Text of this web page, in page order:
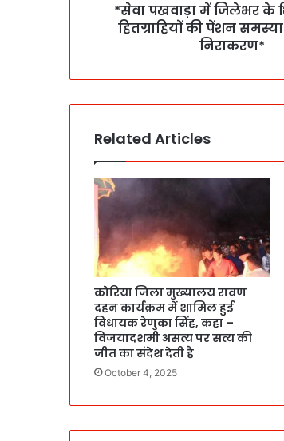
*सेवा पखवाड़ा में जिलेभर के
हितग्राहियों की पेंशन
निराकरण*
Related Articles
कोरिया जिला मुख्यालय रावण
दहन कार्यक्रम में शामिल हुई
विधायक रेणुका सिंह, कहा –
विजयादशमी असत्य पर सत्य की
जीत का संदेश देती है
October 4, 2025